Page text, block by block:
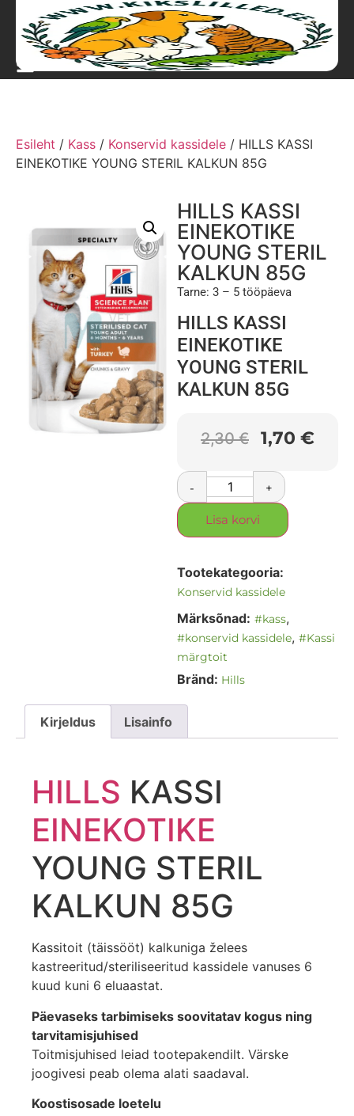
Esileht / Kass / Konservid kassidele / HILLS KASSI
EINEKOTIKE YOUNG STERIL KALKUN 85G
HILLS KASSI
EINEKOTIKE
YOUNG STERIL
KALKUN 85G
Tarne: 3 – 5 tööpäeva
HILLS KASSI
EINEKOTIKE
YOUNG STERIL
KALKUN 85G
2,30€ 1,70 €
- +
Lisa korvi
Tootekategooria:
Konservid kassidele
Märksõnad: #kass,
#konservid kassidele, #Kassi
märgtoit
Bränd: Hills
Kirjeldus Lisainfo
HILLS KASSI
EINEKOTIKE
YOUNG STERIL
KALKUN 85G
Kassitoit (täissööt) kalkuniga želees
kastreeritud/steriliseeritud kassidele vanuses 6
kuud kuni 6 eluaastat.
Päevaseks tarbimiseks soovitatav kogus ning
tarvitamisjuhised
Toitmisjuhised leiad tootepakendilt. Värske
joogivesi peab olema alati saadaval.
Koostisosade loetelu